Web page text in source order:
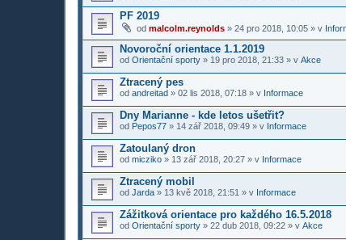
PF 2019
od malcolm.reynolds » 24 pro 2018, 10:05 » v
Novoroční orientace 1.1.2019
od Orientační sporty » 19 pro 2018, 21:33 » v Akce
Ztracený pes
od andreitad » 02 lis 2018, 07:18 » v Informace
Dny Marianne - kde letos ušetřit?
od Pepos77 » 14 zář 2018, 09:49 » v Informace
Zatoulaný dron
od micziko » 13 zář 2018, 20:27 » v Informace
Ztracený mobil
od Jarda » 13 kvě 2018, 21:51 » v Informace
Zážitková orientace pro každého 16.5.2018
od Orientační sporty » 22 dub 2018, 09:22 » v Akce